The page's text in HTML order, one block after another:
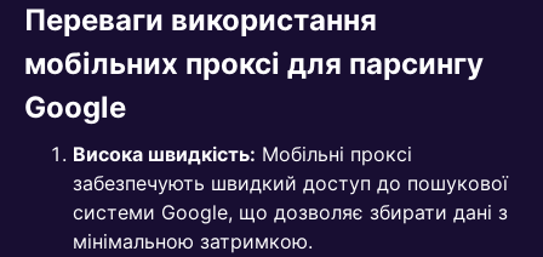
Переваги використання
мобільних проксі для парсингу
Google
Висока швидкість: Мобільні проксі
забезпечують швидкий доступ до пошукової
системи Google, що дозволяє збирати дані з
мінімальною затримкою.